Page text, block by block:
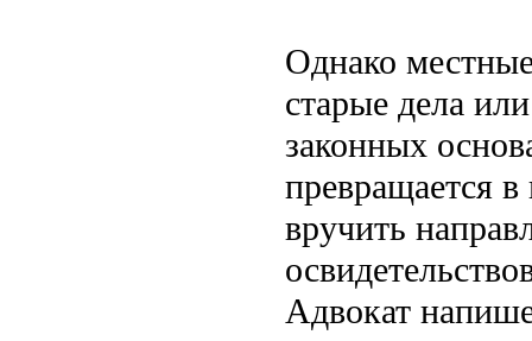
Однако
старые дела
законных
превращается
вручить
Адвокат